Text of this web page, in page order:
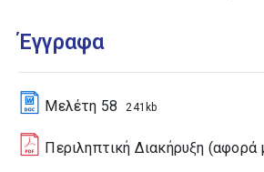
Έγγραφα
Μελέτη 58 241kb
Περιληπτική Διακήρυξη (αφορά